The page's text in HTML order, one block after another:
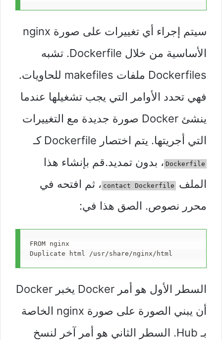
سيتم إجراء أي تغييرات على صورة nginx
الأساسية من خلال Dockerfile. تشبه
Dockerfiles ملفات makefiles للحاويات.
فهي تحدد الأوامر التي يجب تشغيلها عندما
ينشئ Docker صورة جديدة مع التغييرات
التي أجريتها. يتم اختصار Dockerfile كـ
Dockerfile ، بدون تمديد.قم بإنشاء هذا
الملف
contact Dockerfile ، ثم افتحه في
محرر نصوص. الصق هذا في:
FROM nginx
Duplicate html /usr/share/nginx/html
السطر الأول هو أمر Docker يخبر Docker
أن يبني الصورة على صورة nginx الخاصة
بـ Hub. السطر الثاني هو أمر آخر لنسخ